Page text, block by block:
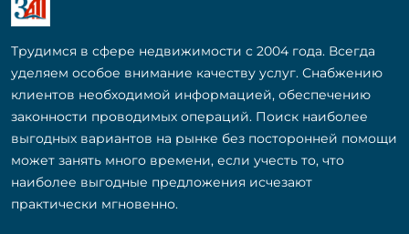
Трудимся в сфере недвижимости с 2004 года. Всегда
уделяем особое внимание качеству услуг. Снабжению
клиентов необходимой информацией, обеспечению
законности проводимых операций. Поиск наиболее
выгодных вариантов на рынке без посторонней помощи
может занять много времени, если учесть то, что
наиболее выгодные предложения исчезают
практически мгновенно.